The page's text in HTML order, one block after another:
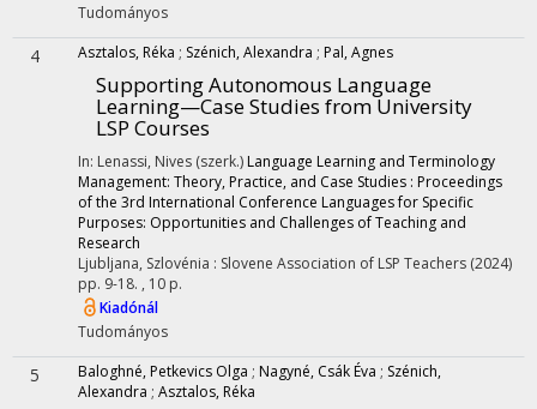
Tudományos
4 Asztalos, Réka ; Szénich, Alexandra ; Pal, Agnes
Supporting Autonomous Language
Learning—Case Studies from University
LSP Courses
In: Lenassi, Nives (szerk.) Language Learning and Terminology
Management: Theory, Practice, and Case Studies : Proceedings
of the 3rd International Conference Languages for Specific
Purposes: Opportunities and Challenges of Teaching and
Research
Ljubljana, Szlovénia : Slovene Association of LSP Teachers (2024)
pp. 9-18. , 10 p.
Kiadónál
Tudományos
5 Baloghné, Petkevics Olga ; Nagyné, Csák Éva ; Szénich,
Alexandra ; Asztalos, Réka